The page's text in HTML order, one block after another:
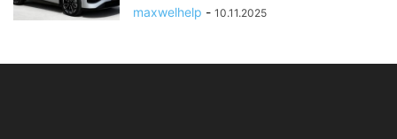
maxwelhelp - 10.11.2025